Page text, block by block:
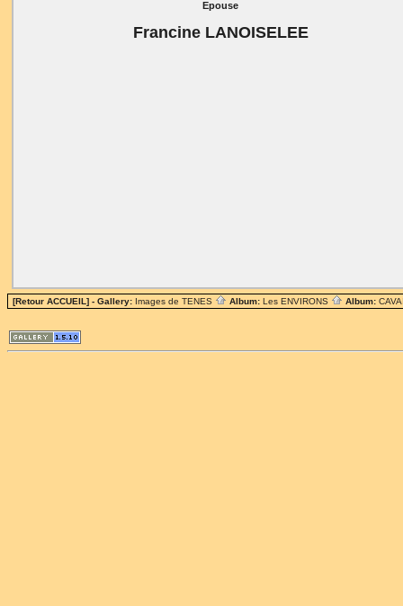
Epouse
Francine LANOISELEE
[Retour ACCUEIL] - Gallery: Images de TENES Album: Les ENVIRONS Album: